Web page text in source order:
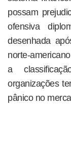
possam
ofensiva
desenhada
norte-
a
organizações
pânico no